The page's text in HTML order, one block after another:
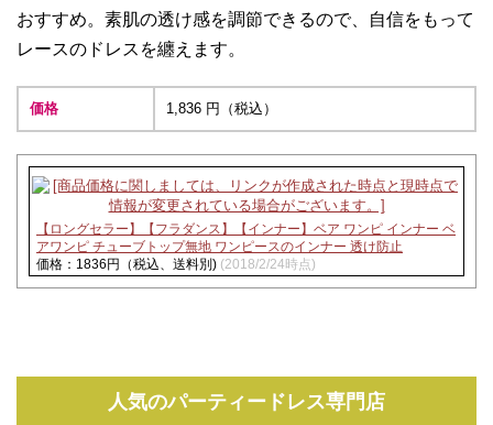
おすすめ。素肌の透け感を調節できるので、自信をもって
レースのドレスを纏えます。
価格 1,836 円（税込）
【ロングセラー】【フラダンス】【インナー】ベア ワンピ インナー ベ
アワンピ チューブトップ無地 ワンピースのインナー 透け防止
価格：1836円（税込、送料別) (2018/2/24時点)
人気のパーティードレス専門店